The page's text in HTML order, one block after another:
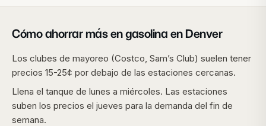
Cómo ahorrar más en gasolina en Denver
Los clubes de mayoreo (Costco, Sam’s Club) suelen tener
precios 15-25¢ por debajo de las estaciones cercanas.
Llena el tanque de lunes a miércoles. Las estaciones
suben los precios el jueves para la demanda del fin de
semana.